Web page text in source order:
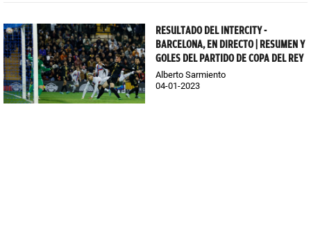
RESULTADO DEL INTERCITY -
BARCELONA, EN DIRECTO | RESUMEN Y
GOLES DEL PARTIDO DE COPA DEL REY
Alberto Sarmiento
04-01-2023